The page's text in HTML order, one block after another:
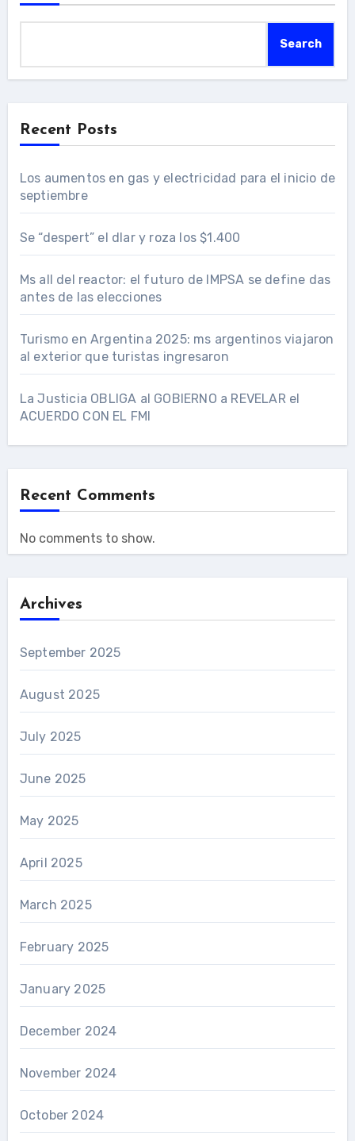
Search
Recent Posts
Los aumentos en gas y electricidad para el inicio de
septiembre
Se “despert” el dlar y roza los $1.400
Ms all del reactor: el futuro de IMPSA se define das
antes de las elecciones
Turismo en Argentina 2025: ms argentinos viajaron
al exterior que turistas ingresaron
La Justicia OBLIGA al GOBIERNO a REVELAR el
ACUERDO CON EL FMI
Recent Comments
No comments to show.
Archives
September 2025
August 2025
July 2025
June 2025
May 2025
April 2025
March 2025
February 2025
January 2025
December 2024
November 2024
October 2024